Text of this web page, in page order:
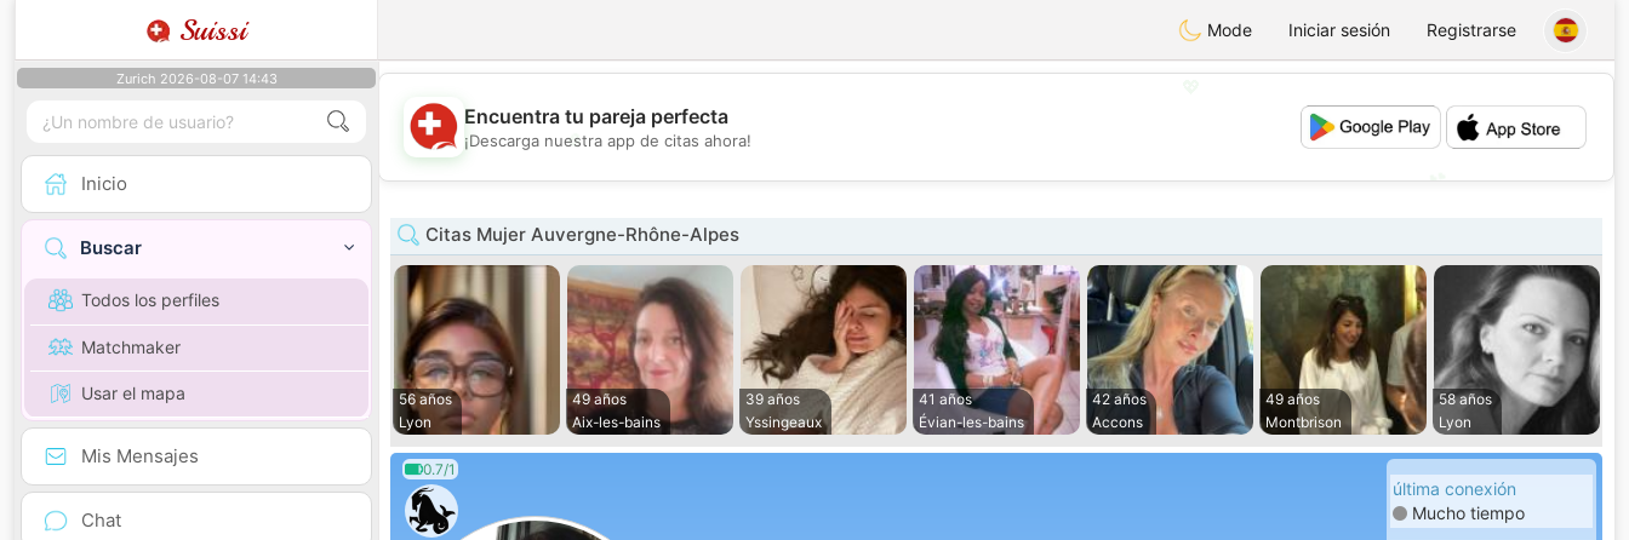
Suissi Mode Iniciar sesión Registrarse
Zurich 2026-08-07 14:43
Inicio
Buscar
Todos los perfiles
Matchmaker
Usar el mapa
Mis Mensajes
Chat
💖
💕
Encuentra tu pareja perfecta
¡Descarga nuestra app de citas ahora!
Citas Mujer Auvergne-Rhône-Alpes
56 años
Lyon
49 años
Aix-les-bains
39 años
Yssingeaux
41 años
Évian-les-bains
42 años
Accons
49 años
Montbrison
58 años
Lyon
0.7/1
última conexión
Mucho tiempo